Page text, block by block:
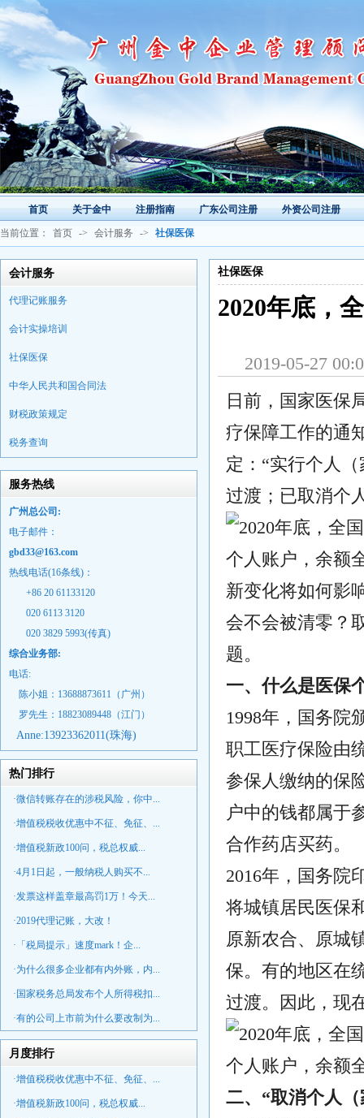
首页 关于金中 注册指南 广东公司注册 外资公司注册
当前位置： 首页 -> 会计服务 -> 社保医保
会计服务
代理记账服务
会计实操培训
社保医保
中华人民共和国合同法
财税政策规定
税务查询
服务热线
广州总公司:
电子邮件：
gbd33@163.com
热线电话(16条线)：
+86 20 61133120
020 6113 3120
020 3829 5993(传真)
综合业务部:
电话:
陈小姐：13688873611（广州）
罗先生：18823089448 （江门）
Anne:13923362011(珠海)
热门排行
·微信转账存在的涉税风险，你中...
·增值税税收优惠中不征、免征、...
·增值税新政100问，税总权威...
·4月1日起，一般纳税人购买不...
·发票这样盖章最高罚1万！今天...
·2019代理记账，大改！
·「税局提示」速度mark！企...
·为什么很多企业都有内外账，内...
·国家税务总局发布个人所得税扣...
·有的公司上市前为什么要改制为...
月度排行
·增值税税收优惠中不征、免征、...
·增值税新政100问，税总权威...
社保医保
2020年底，
2019-05-27
日前，国家医保
疗保障工作的通
定：“实行个人
过渡；已取消个
新变化将如何影
会不会被清零？
题。
一、什么是医保
1998年，国务院
职工医疗保险由
参保人缴纳的保
户中的钱都属于
合作药店买药。
2016年，国务院
将城镇居民医保
原新农合、原城
保。有的地区在
过渡。因此，现
二、“取消个人